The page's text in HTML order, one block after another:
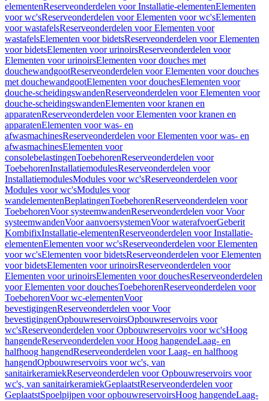
elementenReserveonderdelen voor Installatie-elementenElementen
voor wc'sReserveonderdelen voor Elementen voor wc'sElementen
voor wastafelsReserveonderdelen voor Elementen voor
wastafelsElementen voor bidetsReserveonderdelen voor Elementen
voor bidetsElementen voor urinoirsReserveonderdelen voor
Elementen voor urinoirsElementen voor douches met
douchewandgootReserveonderdelen voor Elementen voor douches
met douchewandgootElementen voor douchesElementen voor
douche-scheidingswandenReserveonderdelen voor Elementen voor
douche-scheidingswandenElementen voor kranen en
apparatenReserveonderdelen voor Elementen voor kranen en
apparatenElementen voor was- en
afwasmachinesReserveonderdelen voor Elementen voor was- en
afwasmachinesElementen voor
consolebelastingenToebehorenReserveonderdelen voor
ToebehorenInstallatiemodulesReserveonderdelen voor
InstallatiemodulesModules voor wc'sReserveonderdelen voor
Modules voor wc'sModules voor
wandelementenBeplatingenToebehorenReserveonderdelen voor
ToebehorenVoor systeemwandenReserveonderdelen voor Voor
systeemwandenVoor aanvoersystemenVoor waterafvoerGeberit
KombifixInstallatie-elementenReserveonderdelen voor Installatie-
elementenElementen voor wc'sReserveonderdelen voor Elementen
voor wc'sElementen voor bidetsReserveonderdelen voor Elementen
voor bidetsElementen voor urinoirsReserveonderdelen voor
Elementen voor urinoirsElementen voor douchesReserveonderdelen
voor Elementen voor douchesToebehorenReserveonderdelen voor
ToebehorenVoor wc-elementenVoor
bevestigingenReserveonderdelen voor Voor
bevestigingenOpbouwreservoirsOpbouwreservoirs voor
wc'sReserveonderdelen voor Opbouwreservoirs voor wc'sHoog
hangendeReserveonderdelen voor Hoog hangendeLaag- en
halfhoog hangendReserveonderdelen voor Laag- en halfhoog
hangendOpbouwreservoirs voor wc's, van
sanitairkeramiekReserveonderdelen voor Opbouwreservoirs voor
wc's, van sanitairkeramiekGeplaatstReserveonderdelen voor
GeplaatstSpoelpijpen voor opbouwreservoirsHoog hangendeLaag-